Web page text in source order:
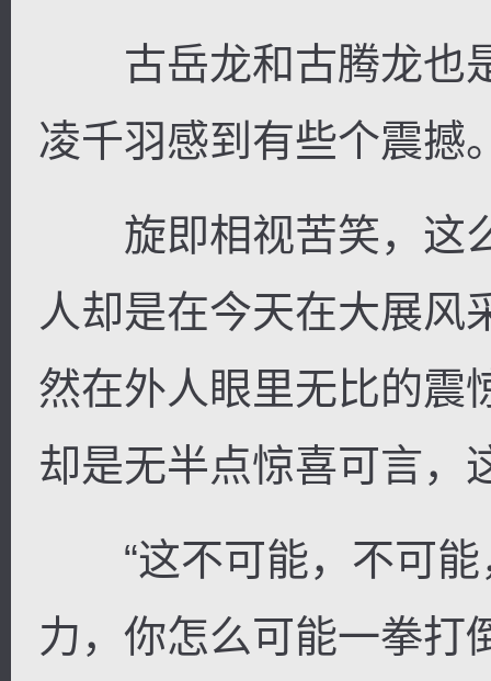
古岳龙和古腾龙也
凌千羽感到有些个震撼
旋即相视苦笑，这
人却是在今天在大展风
然在外人眼里无比的震
却是无半点惊喜可言，
“这不可能，不可能
力，你怎么可能一拳打